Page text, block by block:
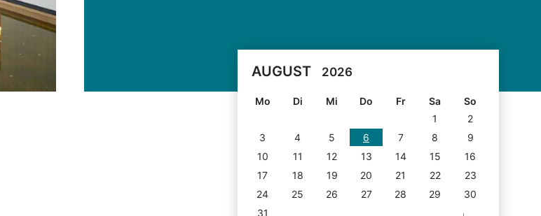
AUGUST 2026
Mo Di Mi Do Fr Sa
So
1
2
3
4 5 6 7 8
9
10
11 12 13 14 15
16
17
18 19 20 21 22
23
24
25 26 27 28 29
30
31